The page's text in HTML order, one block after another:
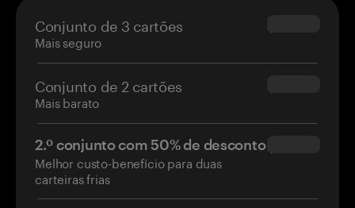
Conjunto de 3 cartões
Mais seguro
$69.90
Conjunto de 2 cartões
Mais barato
$54.90
2.º conjunto com 50% de desconto
Melhor custo-benefício para duas
carteiras frias
$34.95